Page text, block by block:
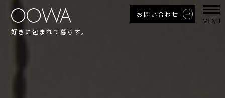
お問い合わせ
好きに包まれて暮らす。